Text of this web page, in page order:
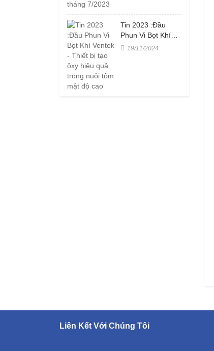
Tin 2023 :Đầu
Phun Vi Bọt Khí
Ventek - Thiết Bị
19/11/2024
Liên Kết Với Chúng Tôi